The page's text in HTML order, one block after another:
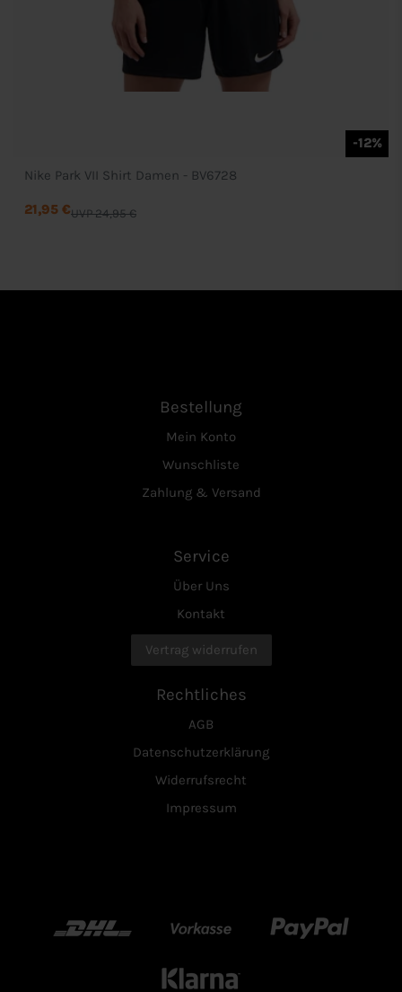
-12%
Nike Park VII Shirt Damen - BV6728
UVP 24,95 €
21,95 €
Bestellung
Mein Konto
Wunschliste
Zahlung & Versand
Service
Über Uns
Kontakt
Vertrag widerrufen
Rechtliches
AGB
Datenschutzerklärung
Widerrufsrecht
Impressum
DHL Vorkasse Paypal
Klarn